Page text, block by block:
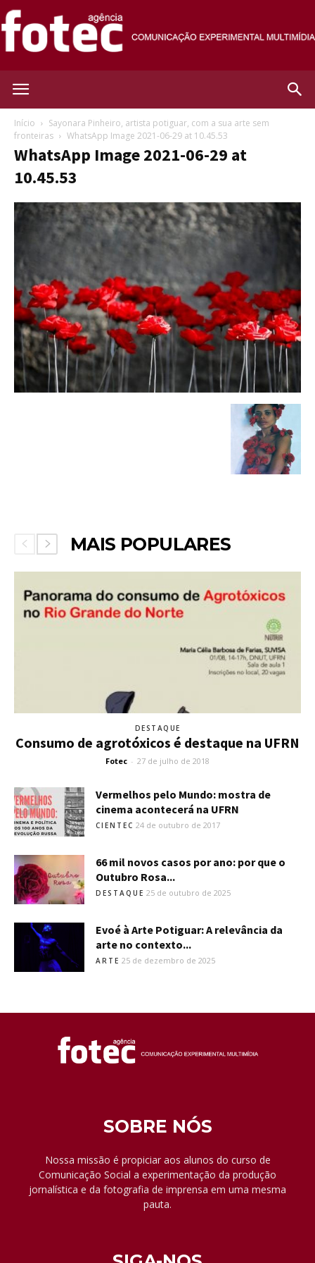
Fotec
Início
Sayonara Pinheiro, artista potiguar, com a sua arte sem
fronteiras
WhatsApp Image 2021-06-29 at 10.45.53
WhatsApp Image 2021-06-29 at
10.45.53
MAIS POPULARES
DESTAQUE
Consumo de agrotóxicos é destaque na UFRN
Fotec - 27 de julho de 2018
Vermelhos pelo Mundo: mostra de
cinema acontecerá na UFRN
CIENTEC 24 de outubro de 2017
66 mil novos casos por ano: por que o
Outubro Rosa...
DESTAQUE 25 de outubro de 2025
Evoé à Arte Potiguar: A relevância da
arte no contexto...
ARTE 25 de dezembro de 2025
SOBRE NÓS
Nossa missão é propiciar aos alunos do curso de
Comunicação Social a experimentação da produção
jornalística e da fotografia de imprensa em uma mesma
pauta.